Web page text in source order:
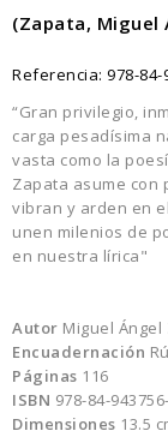
(Zapata, Miguel
Referencia: 978-84-
“Gran privilegio,
carga pesadísima
vasta como la
Zapata asume con
vibran y arden en
unen milenios de
en nuestra lírica"
Autor Miguel Ángel
Encuadernación
Páginas 116
ISBN 978-84-
Dimensiones 13.5